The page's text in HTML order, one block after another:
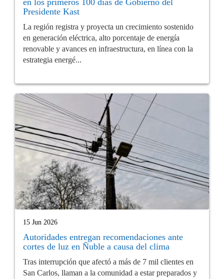
Presidente Kast
La región registra y proyecta un crecimiento sostenido
en generación eléctrica, alto porcentaje de energía
renovable y avances en infraestructura, en línea con la
estrategia energé...
15 Jun 2026
Autoridades entregan recomendaciones ante
cortes de luz en Ñuble a causa del clima
Tras interrupción que afectó a más de 7 mil clientes en
San Carlos, llaman a la comunidad a estar preparados y